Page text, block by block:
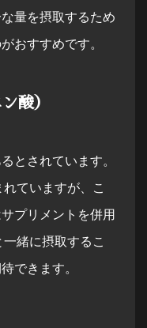
量を摂取するため
おすすめです。
酸）
とされています。
ていますが、こ
プリメントを併用
緒に摂取するこ
できます。